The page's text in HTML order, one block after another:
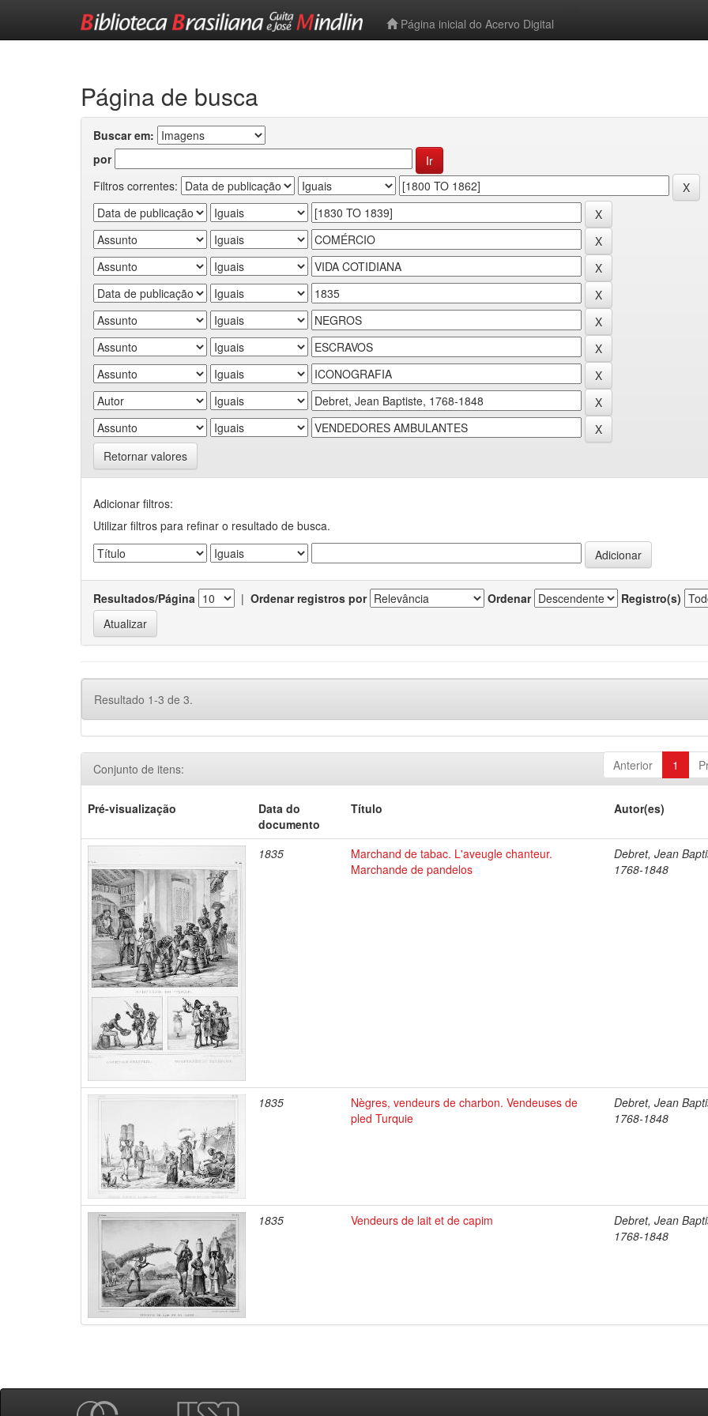
Página inicial do Acervo Digital
Página de busca
Buscar em:
por
Filtros correntes:
Retornar valores
Adicionar filtros:
Utilizar filtros para refinar o resultado de busca.
Resultados/Página | Ordenar registros por Ordenar Registro(s)
Resultado 1-3 de 3.
Anterior 1
Conjunto de itens:
Pré-visualização
Data do
documento
Título Autor(es)
1835
Marchand de tabac. L'aveugle chanteur.
Marchande de pandelos
Debret, Jean
1768-1848
1835
Nègres, vendeurs de charbon. Vendeuses de
pled Turquie
Debret, Jean
1768-1848
1835 Vendeurs de lait et de capim
Debret, Jean
1768-1848